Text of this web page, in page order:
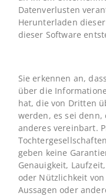
Datenverlusten
Herunterladen
dieser Software
Sie erkennen an,
über die
hat, die von Dritten
werden, es sei
anderes vereinbart.
geben keine
Genauigkeit,
oder Nützlichkeit
Aussagen oder